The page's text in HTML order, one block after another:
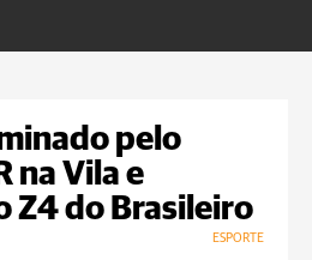
pelo
na Vila e
Z4 do Brasileiro
ESPORTE